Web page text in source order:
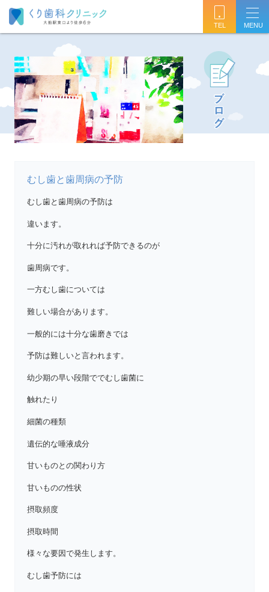
TEL
むし歯と歯周病の予防
むし歯と歯周病の予防は
違います。
十分に汚れが取れれば予防できるのが
歯周病です。
一方むし歯については
難しい場合があります。
一般的には十分な歯磨きでは
予防は難しいと言われます。
幼少期の早い段階ででむし歯菌に
触れたり
細菌の種類
遺伝的な唾液成分
甘いものとの関わり方
甘いものの性状
摂取頻度
摂取時間
様々な要因で発生します。
むし歯予防には